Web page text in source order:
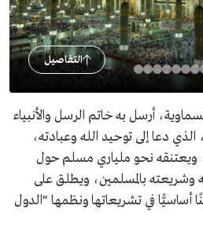
التفاصيل
أرسل به خاتم الرسل والأنبياء
دعا إلى توحيد الله وعبادته،
ويعتنقه نحو ملياري مسلم حول
وشريعته بالمسلمين، ويطلق على
أساسيًّا في تشريعاتها ونظمها "الدول